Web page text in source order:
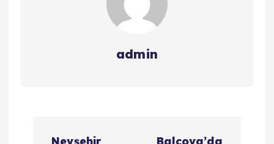
admin
Nevşehir
Balçova’da